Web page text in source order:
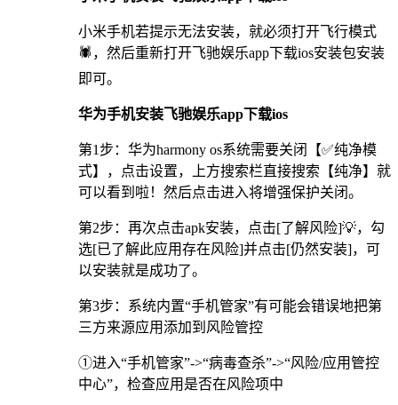
小米手机若提示无法安装，就必须打开飞行模式
🕷，然后重新打开飞驰娱乐app下载ios安装包安装
即可。
华为手机安装飞驰娱乐app下载ios
第1步：华为harmony os系统需要关闭【✅纯净模
式】，点击设置，上方搜索栏直接搜索【纯净】就
可以看到啦！然后点击进入将增强保护关闭。
第2步：再次点击apk安装，点击[了解风险]💡，勾
选[已了解此应用存在风险]并点击[仍然安装]，可
以安装就是成功了。
第3步：系统内置“手机管家”有可能会错误地把第
三方来源应用添加到风险管控
①进入“手机管家”->“病毒查杀”->“风险/应用管控
中心”，检查应用是否在风险项中